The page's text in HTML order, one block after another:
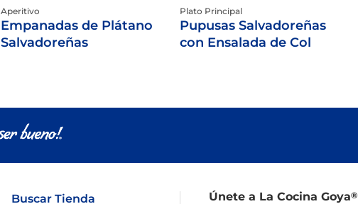
Aperitivo
Empanadas de Plátano
Salvadoreñas
Plato Principal
Pupusas Salvadoreñas
con Ensalada de Col
Buscar Tienda Únete a La Cocina Goya®